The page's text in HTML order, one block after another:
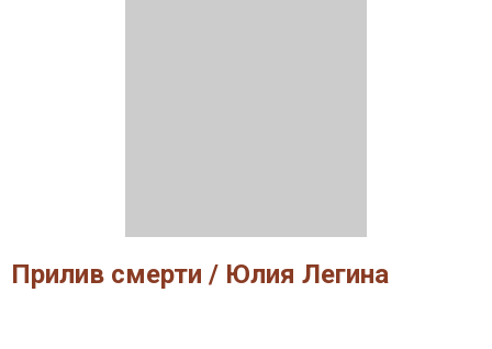
Прилив смерти / Юлия Легина